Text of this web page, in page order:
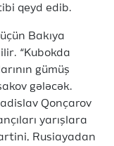
qeyd edib.
Bakıya
“Kubokda
gümüş
gələcək.
Qonçarov
yarışlara
Rusiayadan